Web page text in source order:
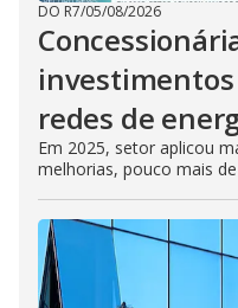
DO R7/05/08/2026
redes de
Em 2025, setor aplicou
melhorias, pouco mais